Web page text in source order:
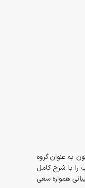
آنلاین گرفتیم. آنچه اکنون به عنوان گروه
را با شرح کامل
همواره سعی